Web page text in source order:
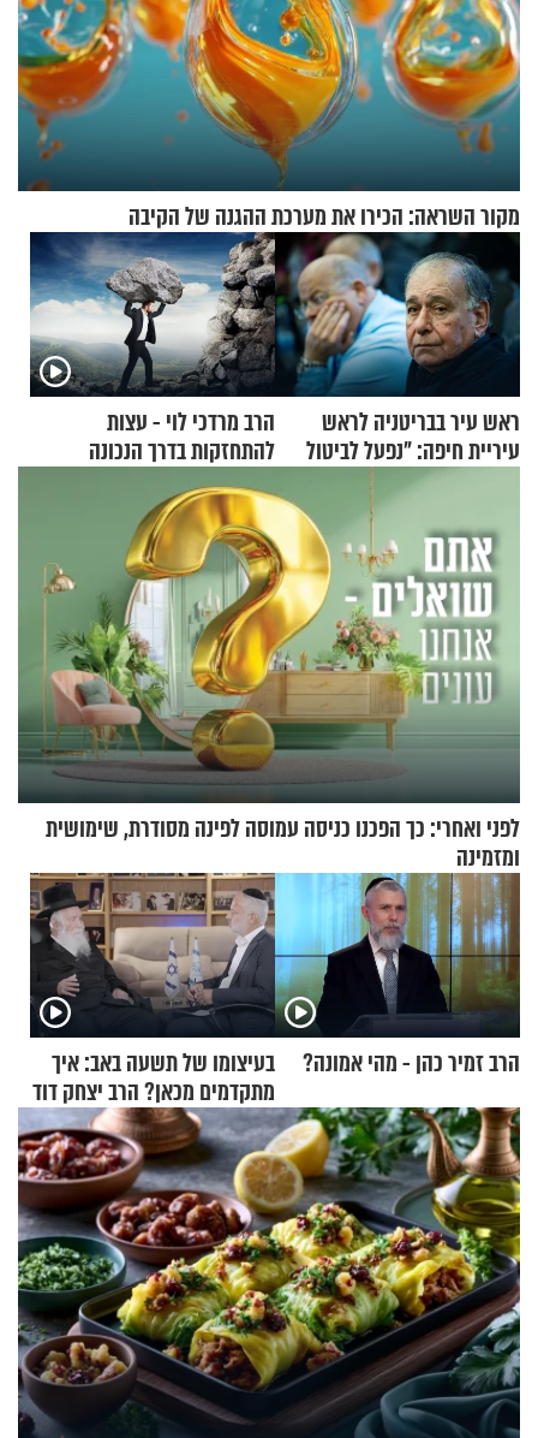
מקור השראה: הכירו את מערכת ההגנה של הקיבה
ראש עיר בבריטניה לראש
עיריית חיפה: ״נפעל לביטול
ברית הערים התאומות״
הרב מרדכי לוי - עצות
להתחזקות בדרך הנכונה
לפני ואחרי: כך הפכנו כניסה עמוסה לפינה מסודרת, שימושית
ומזמינה
הרב זמיר כהן - מהי אמונה?
בעיצומו של תשעה באב: איך
מתקדמים מכאן? הרב יצחק דוד
גרוסמן בשיחה מיוחדת